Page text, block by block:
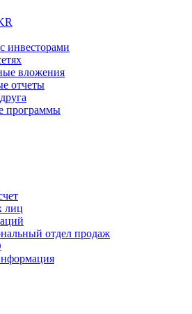
инвесторами
вложения
отчеты
программы
лиц
отдел продаж